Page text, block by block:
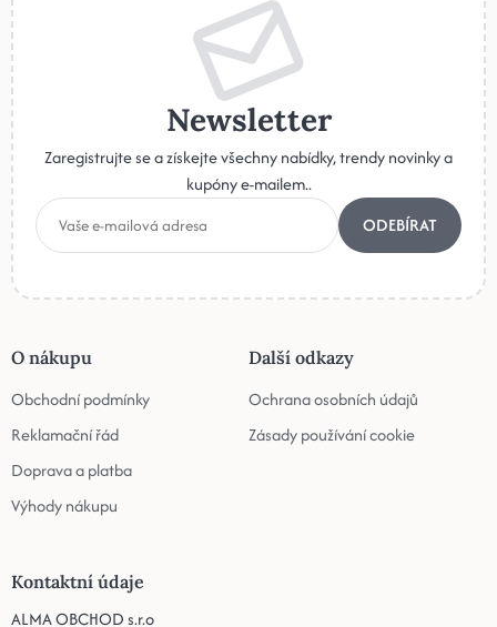
Newsletter
Zaregistrujte se a získejte všechny nabídky, trendy novinky a
kupóny e-mailem..
ODEBÍRAT
O nákupu
Obchodní podmínky
Reklamační řád
Doprava a platba
Výhody nákupu
Další odkazy
Ochrana osobních údajů
Zásady používání cookie
Kontaktní údaje
ALMA OBCHOD s.r.o